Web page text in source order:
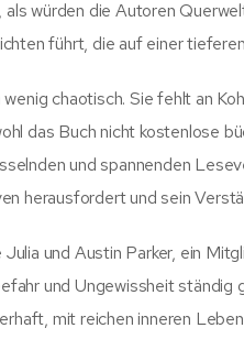
als würden die Autoren
führt, die auf einer
chaotisch. Sie fehlt an
das Buch nicht kostenlose
und spannenden
herausfordert und sein
und Austin Parker, ein
und Ungewissheit
mit reichen inneren